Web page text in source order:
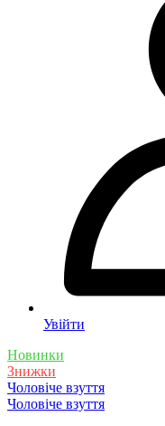
Увійти
Новинки
Знижки
Чоловіче взуття
Чоловіче взуття